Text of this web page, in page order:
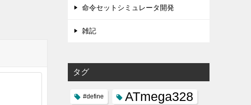
命令セットシミュレータ開発
雑記
タグ
#define
ATmega328